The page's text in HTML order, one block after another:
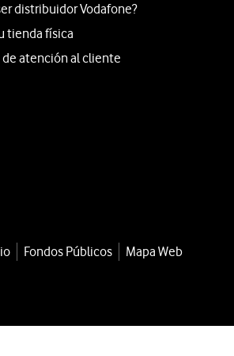
distribuidor Vodafone?
tienda física
atención al cliente
Fondos Públicos Mapa Web